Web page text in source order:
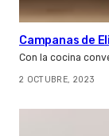
Campanas de
Con la cocina
2 OCTUBRE, 2023